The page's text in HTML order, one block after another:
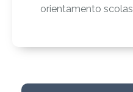
orientamento